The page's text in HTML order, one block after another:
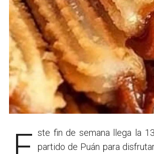
Este fin de semana llega la
partido de Puán para